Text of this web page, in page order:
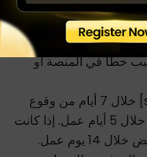
خطأ في المنصة أو
[support@wemastertrade.com] خلال 7 أيام من وقوع
الحادث. سيقوم فريقنا بالمراجعة والرد خلال 5 أيام عمل. إذا كانت
الشكوى صحيحة، فستتم معالجة التعويض خلال 14 يوم عمل.